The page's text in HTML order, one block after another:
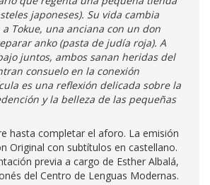
japoneses). Su vida cambia
Tokue, una anciana con un don
anko (pasta de judía roja). A
juntos, ambos sanan heridas del
consuelo en la conexión
es una reflexión delicada sobre la
y la belleza de las pequeñas
hasta completar el aforo. La emisión
Original con subtítulos en castellano.
previa a cargo de Esther Albalá,
del Centro de Lenguas Modernas.